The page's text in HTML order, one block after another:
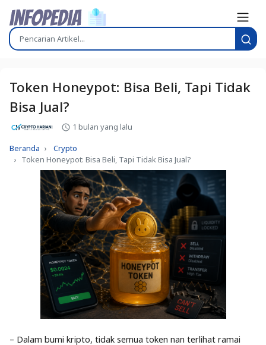
Token Honeypot: Bisa Beli, Tapi Tidak
Bisa Jual?
1 bulan yang lalu
Beranda
Crypto
Token Honeypot: Bisa Beli, Tapi Tidak Bisa Jual?
– Dalam bumi kripto, tidak semua token nan terlihat ramai